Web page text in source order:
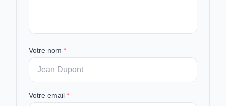
Votre nom *
Votre email *